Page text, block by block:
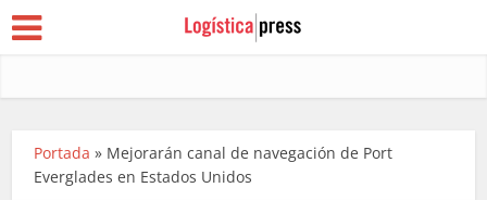
Portada » Mejorarán canal de navegación de Port
Everglades en Estados Unidos